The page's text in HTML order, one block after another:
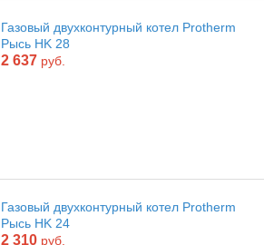
Газовый двухконтурный котел Protherm
Рысь HK 28
2 637 руб.
Газовый двухконтурный котел Protherm
Рысь HK 24
2 310 руб.